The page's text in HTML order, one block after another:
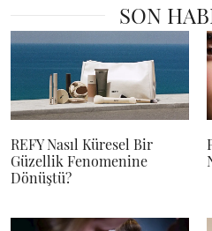
SON
REFY Nasıl Küresel Bir
Güzellik Fenomenine
Dönüştü?